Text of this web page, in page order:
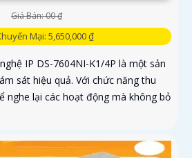
Giá Bán: 00 ₫
Mại: 5,650,000 ₫
IP DS-7604NI-K1/4P là một sản
sát hiệu quả. Với chức năng thu
nghe lại các hoạt động mà không bỏ